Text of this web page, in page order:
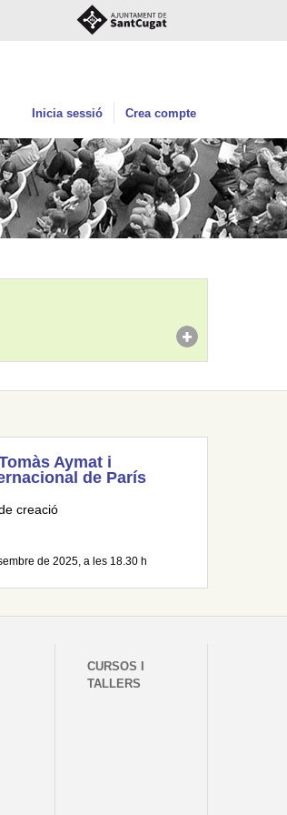
Inicia sessió Crea compte
Aymat i
de París
creació
de 2025, a les 18.30 h
CURSOS I
TALLERS